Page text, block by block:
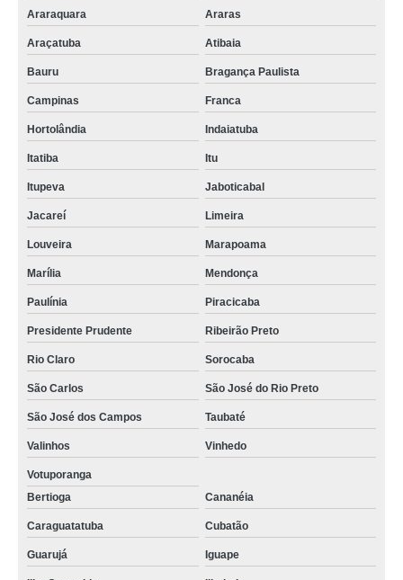
Araraquara Araras
Araçatuba Atibaia
Bauru Bragança Paulista
Campinas Franca
Hortolândia Indaiatuba
Itatiba Itu
Itupeva Jaboticabal
Jacareí Limeira
Louveira Marapoama
Marília Mendonça
Paulínia Piracicaba
Presidente Prudente Ribeirão Preto
Rio Claro Sorocaba
São Carlos São José do Rio Preto
São José dos Campos Taubaté
Valinhos Vinhedo
Votuporanga
Bertioga
Cananéia
Caraguatatuba Cubatão
Guarujá Iguape